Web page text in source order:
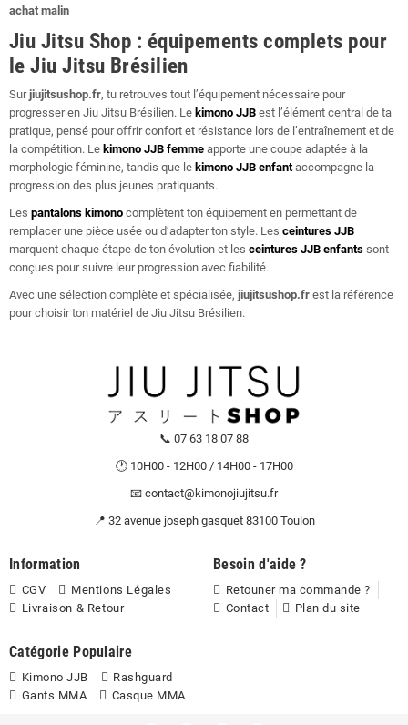
achat malin
Jiu Jitsu Shop : équipements complets pour
le Jiu Jitsu Brésilien
Surjiujitsushop.fr, tu retrouves tout l’équipement nécessaire pour
progresser en Jiu Jitsu Brésilien. Le kimono JJB est l’élément central de ta
pratique, pensé pour offrir confort et résistance lors de l’entraînement et de
la compétition. Le kimono JJB femme apporte une coupe adaptée à la
morphologie féminine, tandis que le kimono JJB enfant accompagne la
progression des plus jeunes pratiquants.
Les pantalons kimono complètent ton équipement en permettant de
remplacer une pièce usée ou d’adapter ton style. Les ceintures JJB
marquent chaque étape de ton évolution et les ceintures JJB enfants sont
conçues pour suivre leur progression avec fiabilité.
Avec une sélection complète et spécialisée, jiujitsushop.fr est la référence
pour choisir ton matériel de Jiu Jitsu Brésilien.
📞 07 63 18 07 88
🕐 10H00 - 12H00 / 14H00 - 17H00
📧 contact@kimonojiujitsu.fr
📍 32 avenue joseph gasquet 83100 Toulon
Information
CGV
Mentions Légales
Livraison & Retour
Besoin d'aide ?
Retouner ma commande ?
Contact
Plan du site
Catégorie Populaire
Kimono JJB
Rashguard
Gants MMA
Casque MMA